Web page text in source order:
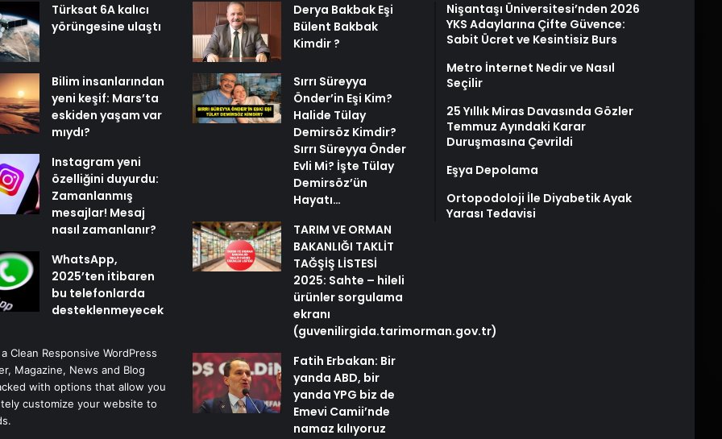
Türksat 6A kalıcı
yörüngesine ulaştı
Bilim insanlarından
yeni keşif: Mars’ta
eskiden yaşam var
mıydı?
Instagram yeni
özelliğini duyurdu:
Zamanlanmış
mesajlar! Mesaj
nasıl zamanlanır?
WhatsApp,
2025’ten itibaren
bu telefonlarda
desteklenmeyecek
Clean Responsive WordPress
Magazine, News and Blog
with options that allow you
customize your website to
Derya Bakbak Eşi
Bülent Bakbak
Kimdir ?
Sırrı Süreyya
Önder’in Eşi Kim?
Halide Tülay
Demirsöz Kimdir?
Sırrı Süreyya Önder
Evli Mi? İşte Tülay
Demirsöz’ün
Hayatı…
TARIM VE ORMAN
BAKANLIĞI TAKLİT
TAĞŞİŞ LİSTESİ
2025: Sahte – hileli
ürünler sorgulama
ekranı
(guvenilirgida.tarimorman.gov.tr)
Fatih Erbakan: Bir
yanda ABD, bir
yanda YPG biz de
Emevi Camii’nde
namaz kılıyoruz
Nişantaşı Üniversitesi’nden 2026
YKS Adaylarına Çifte Güvence:
Sabit Ücret ve Kesintisiz Burs
Metro İnternet Nedir ve Nasıl
Seçilir
25 Yıllık Miras Davasında Gözler
Temmuz Ayındaki Karar
Duruşmasına Çevrildi
Eşya Depolama
Ortopodoloji İle Diyabetik Ayak
Yarası Tedavisi